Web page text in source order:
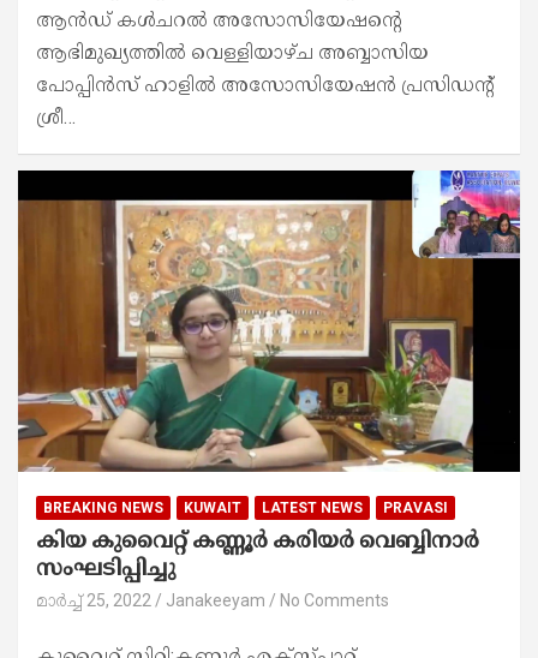
ആൻഡ് കൾചറൽ അസോസിയേഷന്റെ
ആഭിമുഖ്യത്തിൽ വെള്ളിയാഴ്ച അബ്ബാസിയ
പോപ്പിൻസ് ഹാളിൽ അസോസിയേഷൻ പ്രസിഡന്റ്
ശ്രീ…
BREAKING NEWS KUWAIT LATEST NEWS PRAVASI
കിയ കുവൈറ്റ് കണ്ണൂർ കരിയർ വെബ്ബിനാർ
സംഘടിപ്പിച്ചു
മാർച്ച്‌ 25, 2022 Janakeeyam No Comments